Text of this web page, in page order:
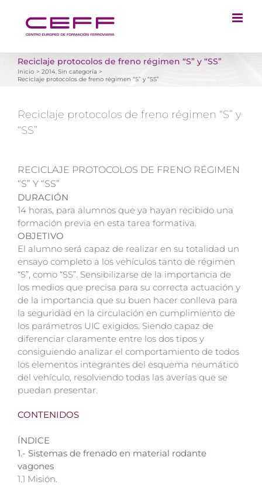
contenido
Reciclaje protocolos de freno régimen “S” y “SS”
Inicio 2014 Sin categoría
Reciclaje protocolos de freno régimen “S” y “SS”
Reciclaje protocolos de freno régimen “S” y
“SS”
RECICLAJE PROTOCOLOS DE FRENO RÉGIMEN
“S” Y “SS”
DURACIÓN
14 horas, para alumnos que ya hayan recibido una
formación previa en esta tarea formativa.
OBJETIVO
El alumno será capaz de realizar en su totalidad un
ensayo completo a los vehículos tanto de régimen
“S”, como “SS”. Sensibilizarse de la importancia de
los medios que precisa para su correcta actuación y
de la importancia que su buen hacer conlleva para
la seguridad en la circulación en cumplimiento de
los parámetros UIC exigidos. Siendo capaz de
diferenciar claramente entre los dos tipos y
consiguiendo analizar el comportamiento de todos
los elementos integrantes del esquema neumático
del vehículo, resolviendo todas las averías que se
puedan presentar.
CONTENIDOS
ÍNDICE
1.- Sistemas de frenado en material rodante
vagones
1.1 Misión.